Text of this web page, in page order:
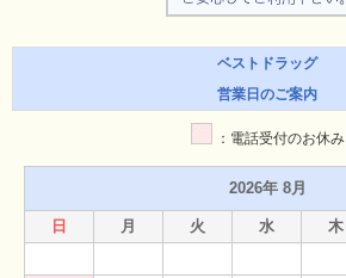
ベストドラッグ
営業日のご案内
：電話受付のお休み
2026年 8月
日 月 火 水 木